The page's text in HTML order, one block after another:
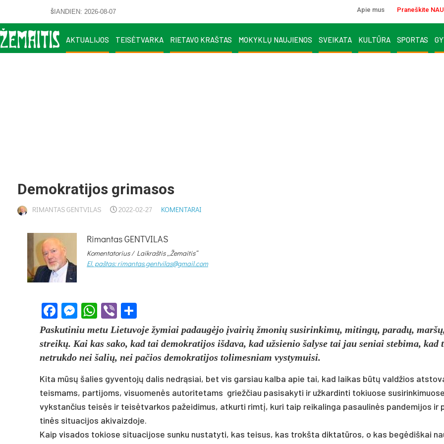
ŠIANDIEN: 2026-08-07 Apie mus Praneškite
AKTUALIJOS TEISĖTVARKA RIETAVO KRAŠTAS MOKYKLŲ NAUJIENOS SVEIKATA KULTŪRA SPORTAS
Demokratijos grimasos
RIMANTAS GENTVILAS 2022-02-27 KOMENTARAI
Rimantas GENTVILAS
Komentatorius / Laikraštis „Žemaitis“
El. paštas: rimantas.gentvilas@gmail.com
Facebook
Messenger
WhatsApp
Viber
Pas­ku­ti­niu me­tu Lie­tu­vo­je žy­miai pa­daugė­jo įvai­rių žmo­nių su­si­rin­kimų, mi­tingų, pa­radų,
streikų. Kai kas sa­ko, kad tai de­mok­ra­ti­jos iš­da­va, kad už­sie­nio ša­ly­se tai jau se­niai ste­bi­ma, kad
ne­truk­do nei ša­lių, nei pa­čios de­mok­ra­ti­jos to­li­mes­niam vys­ty­mui­si.
Ki­ta mūsų ša­lies gy­ven­tojų da­lis ne­drąsiai, bet vis gar­siau kal­ba apie tai, kad lai­kas būtų vald­žios
teis­mams, par­ti­joms, vi­suo­menės au­to­ri­te­tams griež­čiau pa­si­sa­ky­ti ir už­kar­din­ti to­kiuo­se su­si­rin­ki­muo­se
vyks­tan­čius teisės ir teisėt­var­kos pa­žei­di­mus, at­kur­ti rimtį, ku­ri taip rei­ka­lin­ga pa­sau­linės pan­de­mi­jos ir
tinės si­tua­ci­jos aki­vaiz­do­je.
Kaip vi­sa­dos to­kio­se si­tua­ci­jo­se sun­ku nu­sta­ty­ti, kas tei­sus, kas trokš­ta dik­tatū­ros, o kas be­gėdiš­kai